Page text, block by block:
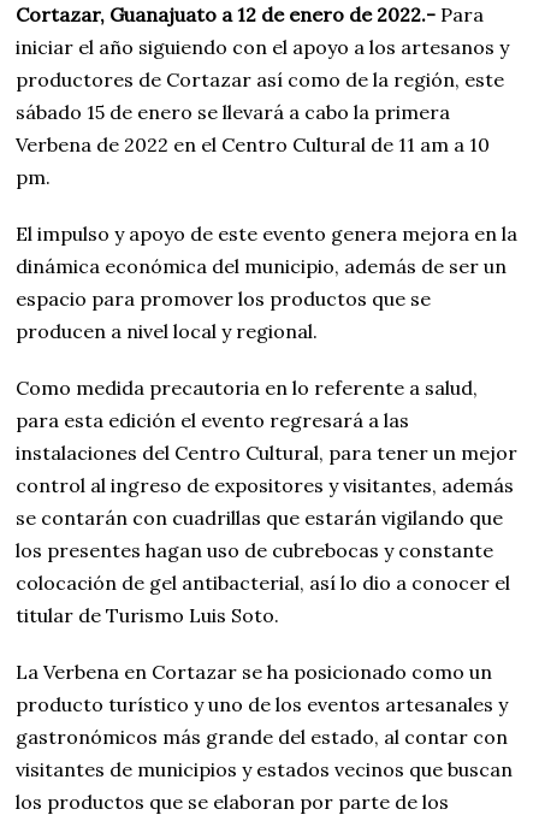
Cortazar, Guanajuato a 12 de enero de 2022.- Para
iniciar el año siguiendo con el apoyo a los artesanos y
productores de Cortazar así como de la región, este
sábado 15 de enero se llevará a cabo la primera
Verbena de 2022 en el Centro Cultural de 11 am a 10
pm.
El impulso y apoyo de este evento genera mejora en la
dinámica económica del municipio, además de ser un
espacio para promover los productos que se
producen a nivel local y regional.
Como medida precautoria en lo referente a salud,
para esta edición el evento regresará a las
instalaciones del Centro Cultural, para tener un mejor
control al ingreso de expositores y visitantes, además
se contarán con cuadrillas que estarán vigilando que
los presentes hagan uso de cubrebocas y constante
colocación de gel antibacterial, así lo dio a conocer el
titular de Turismo Luis Soto.
La Verbena en Cortazar se ha posicionado como un
producto turístico y uno de los eventos artesanales y
gastronómicos más grande del estado, al contar con
visitantes de municipios y estados vecinos que buscan
los productos que se elaboran por parte de los